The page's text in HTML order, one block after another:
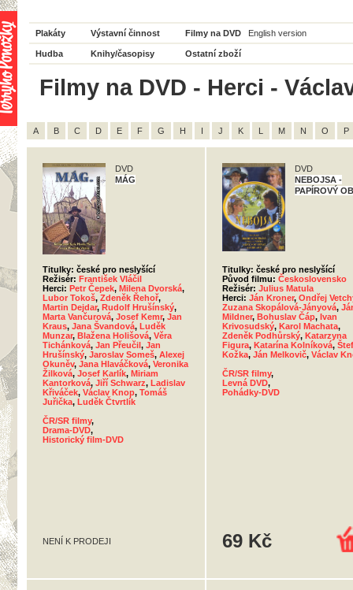
Plakáty Výstavní činnost Filmy na DVD English version
Hudba Knihy/časopisy Ostatní zboží
Filmy na DVD - Herci -
A B C D E F G H I J K L M N O P
DVD
MÁG
Titulky: české pro neslyšící
Režisér: František Vláčil
Herci: Petr Čepek, Milena Dvorská,
Lubor Tokoš, Zdeněk Řehoř,
Martin Dejdar, Rudolf Hrušínský,
Marta Vančurová, Josef Kemr, Jan
Kraus, Jana Švandová, Luděk
Munzar, Blažena Holišová, Věra
Tichánková, Jan Přeučil, Jan
Hrušínský, Jaroslav Someš, Alexej
Okuněv, Jana Hlaváčková, Veronika
Žilková, Josef Karlík, Miriam
Kantorková, Jiří Schwarz, Ladislav
Křiváček, Václav Knop, Tomáš
Juřička, Luděk Čtvrtlík
ČR/SR filmy,
Drama-DVD,
Historický film-DVD
NENÍ K PRODEJI
DVD
NEBOJSA -
PAPÍROVÝ
Titulky: české pro neslyšící
Původ filmu: Československo
Režisér: Julius Matula
Herci: Ján Kroner, Ondřej
Zuzana Skopálová-Jányová,
Mildner, Bohuslav Čáp, Ivan
Krivosudský, Karol Machata,
Zdeněk Podhůrský, Katarzyna
Figura, Katarína Kolníková,
Kožka, Ján Melkovič, Václav
ČR/SR filmy,
Levná DVD,
Pohádky-DVD
69 Kč